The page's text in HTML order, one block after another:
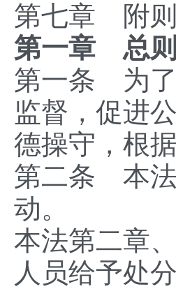
第七章 附则
第一章 总则
第一条 为了
监督，促进
德操守，根
第二条 本法
动。
本法第二章
人员给予处